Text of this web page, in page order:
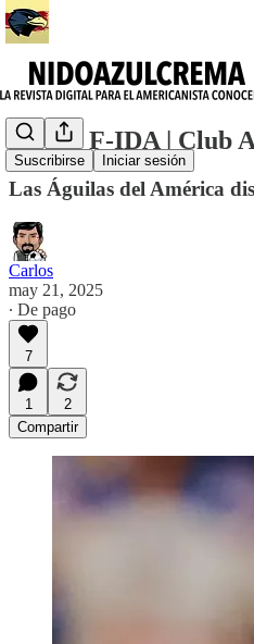
Suscribirse Iniciar sesión
CL25 | F-IDA | Club
Las Águilas del América
Carlos
may 21, 2025
∙ De pago
7
1
2
Compartir